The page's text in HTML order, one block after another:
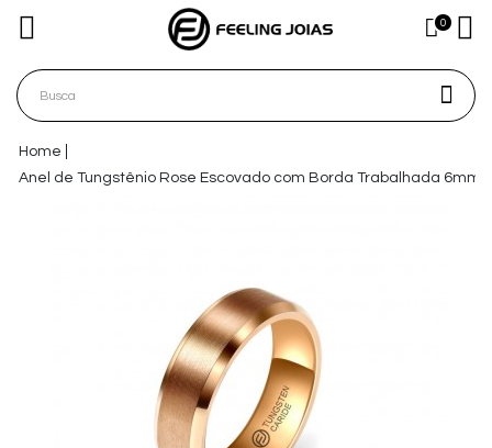
0
Home
Anel de Tungstênio Rose Escovado com Borda Trabalhada 6mm